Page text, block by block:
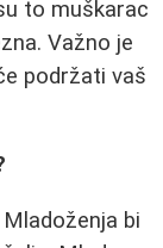
to muškarac
Važno je
podržati vaš
bi